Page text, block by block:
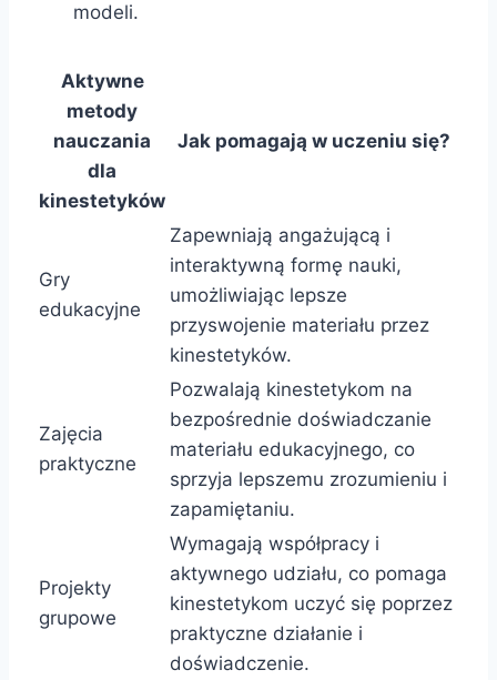
modeli.
Aktywne
metody
nauczania
dla
kinestetyków
Jak pomagają w uczeniu się?
Gry
edukacyjne
Zapewniają angażującą i
interaktywną formę nauki,
umożliwiając lepsze
przyswojenie materiału przez
kinestetyków.
Zajęcia
praktyczne
Pozwalają kinestetykom na
bezpośrednie doświadczanie
materiału edukacyjnego, co
sprzyja lepszemu zrozumieniu i
zapamiętaniu.
Projekty
grupowe
Wymagają współpracy i
aktywnego udziału, co pomaga
kinestetykom uczyć się poprzez
praktyczne działanie i
doświadczenie.